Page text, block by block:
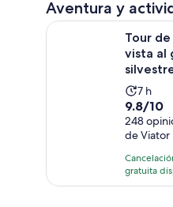
Aventura y
Tour
vista al
La
dura
7
horas
7 h
9.8
de
10
con
248
9.8/10
248
de Viator
gratuita
Tour de aventura con